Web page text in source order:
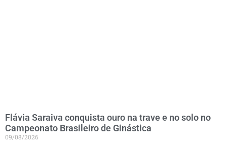
Flávia Saraiva conquista ouro na trave e no solo no
Campeonato Brasileiro de Ginástica
09/08/2026